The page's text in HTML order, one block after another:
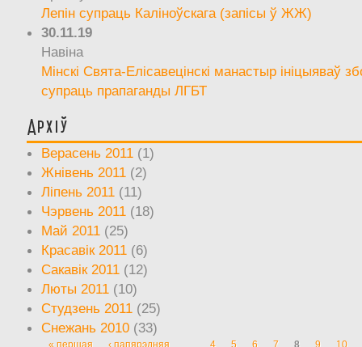
Лепін супраць Каліноўскага (запісы ў ЖЖ)
30.11.19
Навіна
Мінскі Свята-Елісавецінскі манастыр ініцыяваў
супраць прапаганды ЛГБТ
Архіў
Верасень 2011 (1)
Жнівень 2011 (2)
Ліпень 2011 (11)
Чэрвень 2011 (18)
Май 2011 (25)
Красавік 2011 (6)
Сакавік 2011 (12)
Люты 2011 (10)
Студзень 2011 (25)
Снежань 2010 (33)
« першая ‹ папярэдняя … 4 5 6 7 8 9
10